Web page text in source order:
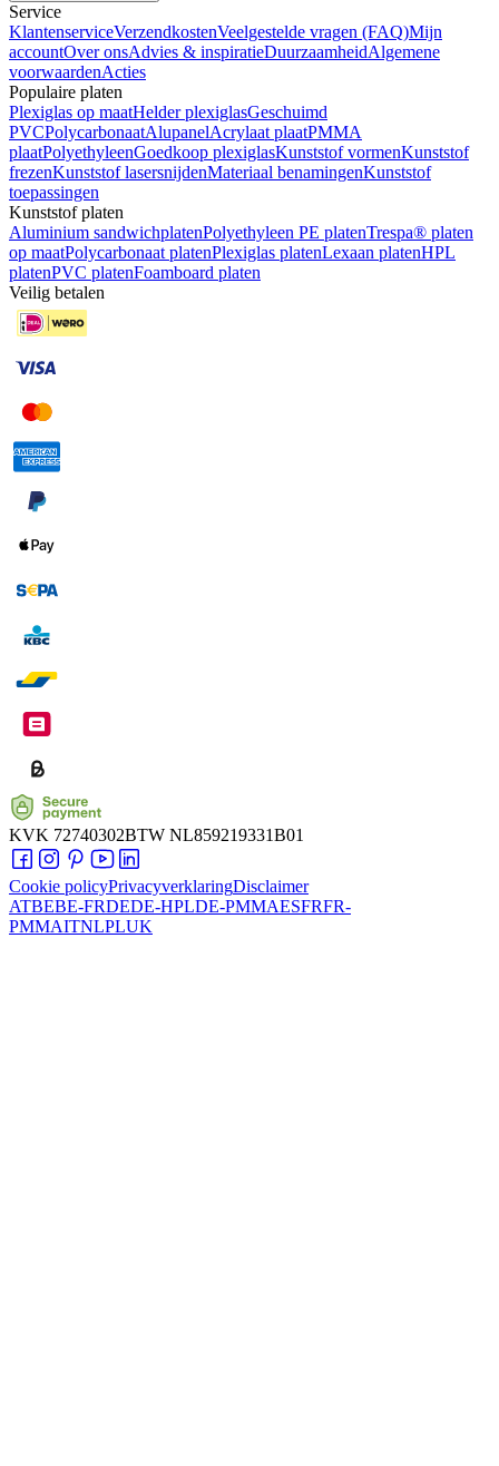
Service
KlantenserviceVerzendkostenVeelgestelde vragen (FAQ)Mijn
accountOver onsAdvies & inspiratieDuurzaamheidAlgemene
voorwaardenActies
Populaire platen
Plexiglas op maatHelder plexiglasGeschuimd
PVCPolycarbonaatAlupanelAcrylaat plaatPMMA
plaatPolyethyleenGoedkoop plexiglasKunststof vormenKunststof
frezenKunststof lasersnijdenMateriaal benamingenKunststof
toepassingen
Kunststof platen
Aluminium sandwichplatenPolyethyleen PE platenTrespa® platen
op maatPolycarbonaat platenPlexiglas platenLexaan platenHPL
platenPVC platenFoamboard platen
Veilig betalen
KVK 72740302BTW NL859219331B01
Cookie policyPrivacyverklaringDisclaimer
ATBEBE-FRDEDE-HPLDE-PMMAESFRFR-
PMMAITNLPLUK